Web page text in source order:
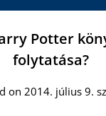
Potter
folytatása?
on 2014. július 9.